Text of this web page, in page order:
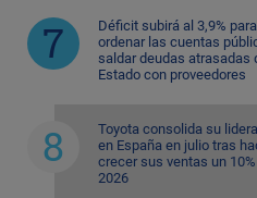
Déficit subirá al 3,9% para
ordenar las cuentas
saldar deudas atrasadas
Estado con proveedores
Toyota consolida su
en España en julio tras
crecer sus ventas un
2026